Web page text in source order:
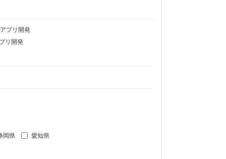
プリ開発
リ開発
岡県
愛知県